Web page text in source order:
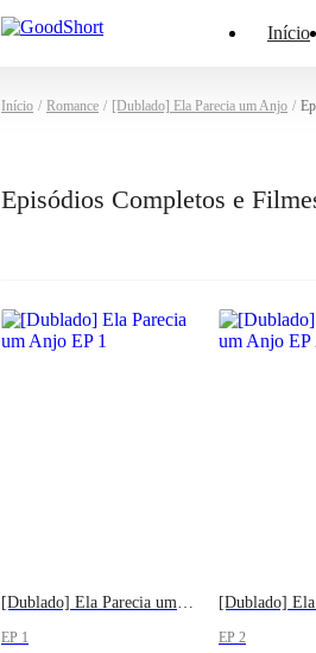
Início
Início / Romance / [Dublado] Ela Parecia um Anjo /
Episódios Completos e
[Dublado] Ela Parecia um Anjo
EP 1 EP 2